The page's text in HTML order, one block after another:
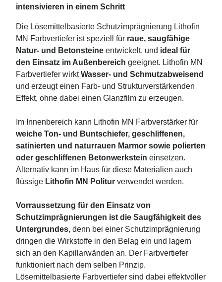
intensivieren in einem Schritt
Die Lösemittelbasierte Schutzimprägnierung Lithofin
MN Farbvertiefer ist speziell für raue, saug­fähi­ge
Natur- und Betonsteine entwickelt, und ideal für
den Einsatz im Außenbereich geeignet. Lithofin MN
Farbvertiefer wirktWasser- und Schmutzabweisend
und erzeugt einen Farb- und Strukturverstärkenden
Effekt, ohne dabei einen Glanzfilm zu erzeugen.
Im Innenbereich kann Lithofin MN Farbverstärker für
weiche Ton- und Buntschiefer, geschliffenen,
satinierten und naturrauen Marmor sowie polierten
oder geschliffenen Betonwerkstein einsetzen.
Alternativ kann im Haus für diese Materialien auch
flüssige Lithofin MN Politur verwendet werden.
Vorraussetzung für den Einsatz von
Schutzimprägnierungen ist die Saugfähigkeit des
Untergrundes, denn bei einer Schutzimprägnierung
dringen die Wirkstoffe in den Belag ein und lagern
sich an den Kapillarwänden an. Der Farbvertiefer
funktioniert nach dem selben Prinzip.
Lösemittelbasierte Farbvertiefer sind dabei effektvoller